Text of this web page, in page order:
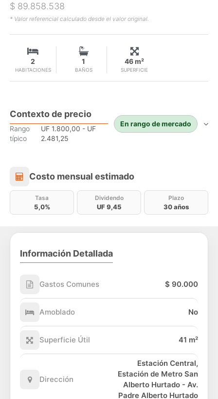
$ 89.858.538
* Valor referencial calculado desde el valor original.
HABITACIONES
2
BAÑOS
1
SUPERFICIE
46 m²
Contexto de precio
Rango
típico
UF 1.800,00 - UF
2.481,25
En rango de mercado
Costo mensual estimado
Costo mensual estimado
Tasa
5,0%
Dividendo
UF 9,45
Plazo
30 años
Información Detallada
Gastos Comunes $ 90.000
Amoblado No
Superficie Útil 41 m²
Dirección
Estación Central,
Estación de Metro San
Alberto Hurtado - Av.
Padre Alberto Hurtado